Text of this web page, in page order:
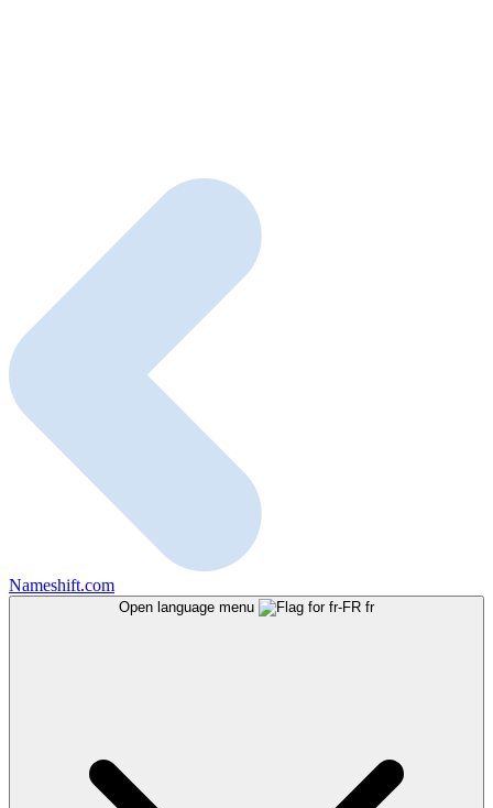
Nameshift.com
Open language menu fr